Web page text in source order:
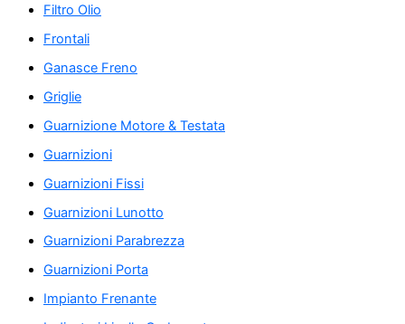
Filtro Olio
Frontali
Ganasce Freno
Griglie
Guarnizione Motore & Testata
Guarnizioni
Guarnizioni Fissi
Guarnizioni Lunotto
Guarnizioni Parabrezza
Guarnizioni Porta
Impianto Frenante